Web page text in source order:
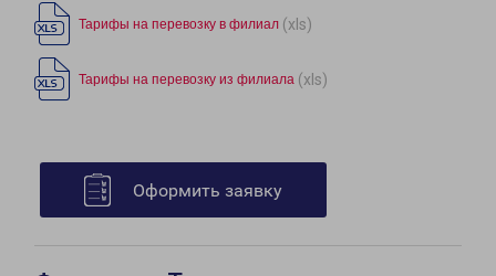
Тарифы на перевозку в филиал (xls)
Тарифы на перевозку из филиала (xls)
Оформить заявку